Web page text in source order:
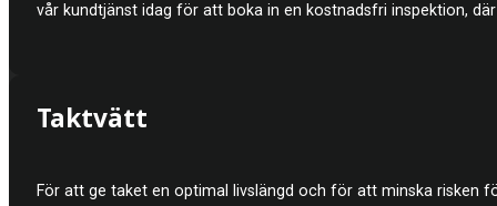
vår kundtjänst idag för att boka in en kostnadsfri inspektion,
Taktvätt
För att ge taket en optimal livslängd och för att minska risken